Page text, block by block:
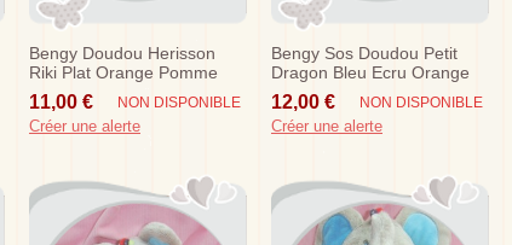
Bengy Doudou Herisson
Riki Plat Orange Pomme
Sos
11,00 € NON DISPONIBLE
Créer une alerte
Bengy Sos Doudou Petit
Dragon Bleu Ecru Orange
12,00 € NON DISPONIBLE
Créer une alerte